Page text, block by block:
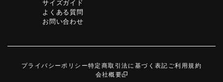
サイズガイド
よくある質問
お問い合わせ
プライバシーポリシー特定商取引法に基づく表記ご利用規約
会社概要